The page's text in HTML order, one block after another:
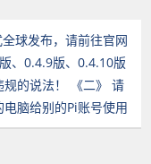
球发布，请前往官网
、0.4.9版、0.4.10版
的说法！ 《二》 请
脑给别的Pi账号使用